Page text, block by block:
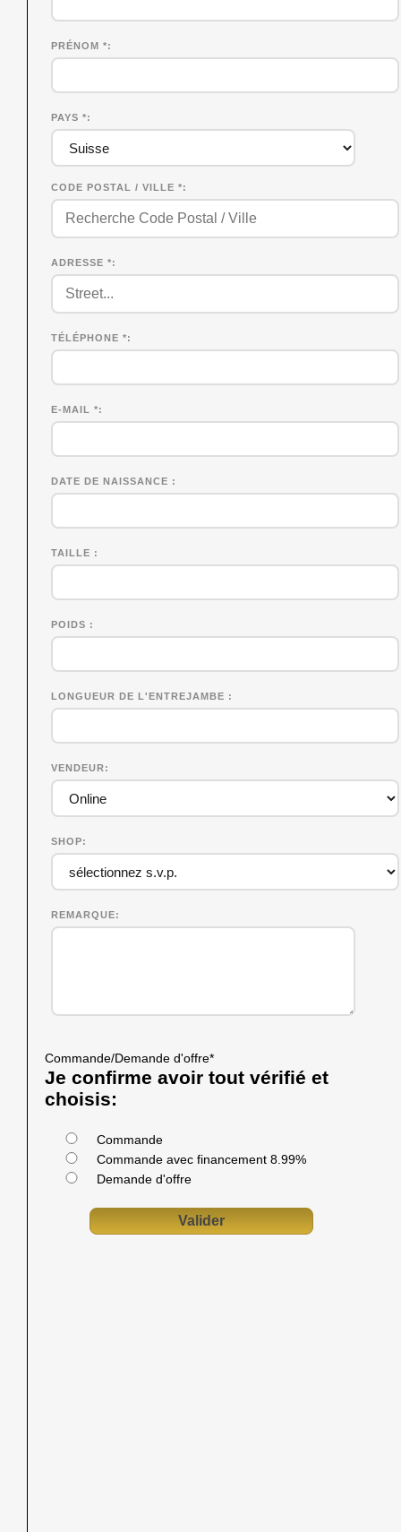
PRÉNOM*
PAYS *
CODE POSTAL / VILLE *
ADRESSE *
TÉLÉPHONE *
E-MAIL *
DATE DE NAISSANCE
TAILLE
POIDS
LONGUEUR DE L'ENTREJAMBE
VENDEUR
SHOP
REMARQUE
Commande/Demande d'offre*
Je confirme avoir tout vérifié et
choisis:
Commande
Commande avec financement 8.99%
Demande d'offre